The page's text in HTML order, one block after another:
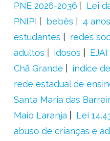
PNE 2026-2036
Lei
PNIPI
bebês 4 anos
estudantes
redes
adultos
idosos EJAI
Chã Grande
índice
rede estadual de
Santa Maria das
Maio Laranja
Lei
abuso de crianças e